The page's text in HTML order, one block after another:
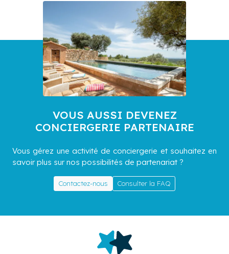
VOUS AUSSI DEVENEZ
CONCIERGERIE PARTENAIRE
Vous gérez une activité de conciergerie et souhaitez en
savoir plus sur nos possibilités de partenariat ?
Contactez-nous Consulter la FAQ